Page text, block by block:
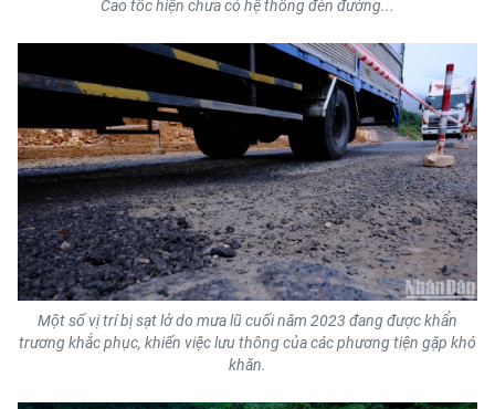
中文
FRANÇAIS
РУССКИЙ
ESPAÑOL
한국어
Cao tốc hiện chưa có hệ thống đèn đường...
Một số vị trí bị sạt lở do mưa lũ cuối năm 2023 đang được khẩn
trương khắc phục, khiến việc lưu thông của các phương tiện gặp khó
khăn.